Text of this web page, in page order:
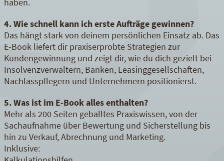
4. Wie schnell kann ich erste Aufträge gewinnen?
Das hängt stark von deinem persönlichen Einsatz ab. Das
E-Book liefert dir praxiserprobte Strategien zur
Kundengewinnung und zeigt dir, wie du dich gezielt bei
Insolvenzverwaltern, Banken, Leasinggesellschaften,
Nachlasspflegern und Unternehmern positionierst.
5. Was ist im E-Book alles enthalten?
Mehr als 200 Seiten geballtes Praxiswissen, von der
Sachaufnahme über Bewertung und Sicherstellung bis
hin zu Verkauf, Abrechnung und Marketing.
Inklusive: